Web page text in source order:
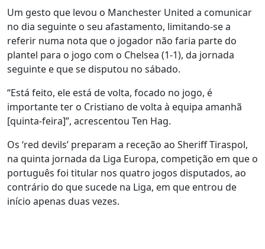
Um gesto que levou o Manchester United a comunicar
no dia seguinte o seu afastamento, limitando-se a
referir numa nota que o jogador não faria parte do
plantel para o jogo com o Chelsea (1-1), da jornada
seguinte e que se disputou no sábado.
“Está feito, ele está de volta, focado no jogo, é
importante ter o Cristiano de volta à equipa amanhã
[quinta-feira]”, acrescentou Ten Hag.
Os ‘red devils’ preparam a receção ao Sheriff Tiraspol,
na quinta jornada da Liga Europa, competição em que o
português foi titular nos quatro jogos disputados, ao
contrário do que sucede na Liga, em que entrou de
início apenas duas vezes.